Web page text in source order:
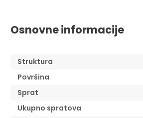
Osnovne informacije
Struktura
Površina
Sprat
Ukupno spratova